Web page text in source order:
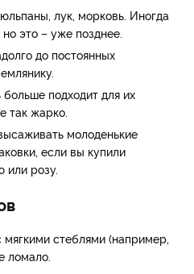
лук, морковь. Иногда
это – уже позднее.
до постоянных
подходит для их
так жарко.
молоденькие
если вы купили
или розу.
стеблями (например,
ломало.